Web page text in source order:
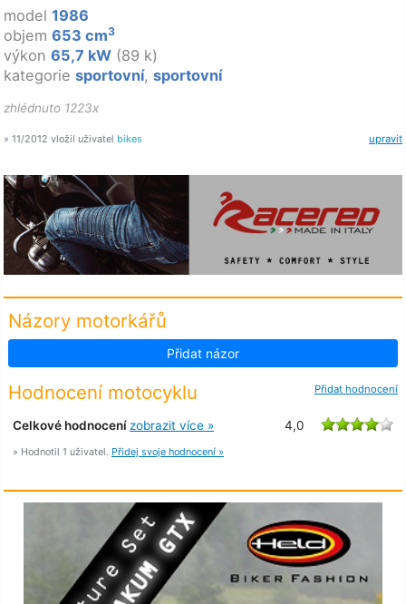
model 1986
objem 653 cm3
výkon 65,7 kW (89 k)
kategorie sportovní, sportovní
zhlédnuto 1223x
upravit
» 11/2012 vložil uživatel bikes
Názory motorkářů
Přidat názor
Přidat hodnocení
Hodnocení motocyklu
Celkové hodnocení zobrazit více » 4,0
» Hodnotil 1 uživatel. Přidej svoje hodnocení »